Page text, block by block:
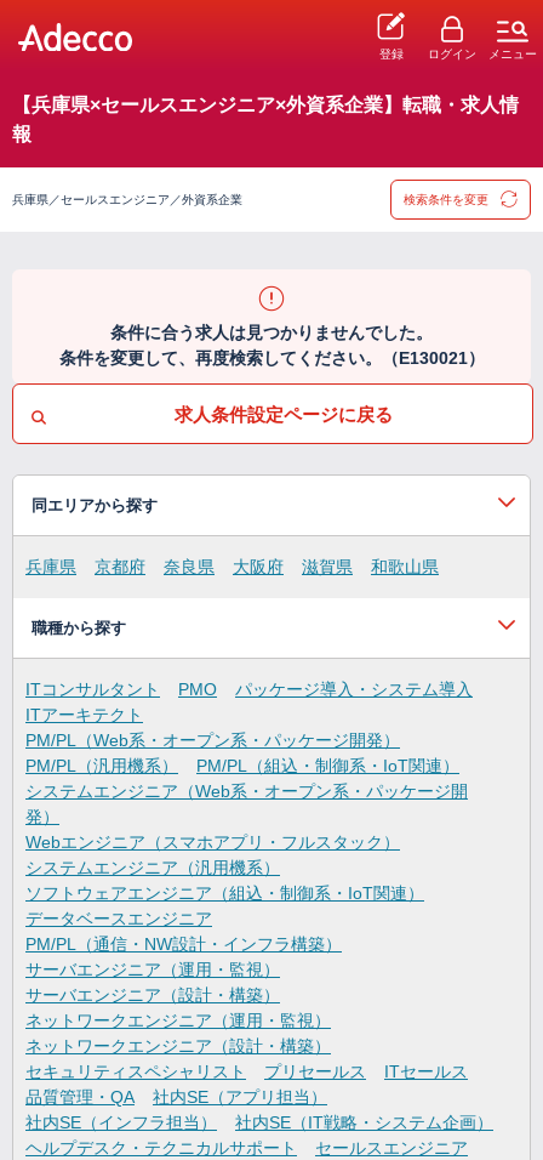
登録 ログイン メニュー
【兵庫県×セールスエンジニア×外資系企業】転職・求人情
報
兵庫県／セールスエンジニア／外資系企業 検索条件を変更
条件に合う求人は見つかりませんでした。
条件を変更して、再度検索してください。（E130021）
求人条件設定ページに戻る
同エリアから探す
兵庫県 京都府 奈良県 大阪府 滋賀県 和歌山県
職種から探す
ITコンサルタント PMO
パッケージ導入・システム導入
ITアーキテクト
PM/PL（Web系・オープン系・パッケージ開発）
PM/PL（汎用機系）
PM/PL（組込・制御系・IoT関連）
システムエンジニア（Web系・オープン系・パッケージ開
発）
Webエンジニア（スマホアプリ・フルスタック）
システムエンジニア（汎用機系）
ソフトウェアエンジニア（組込・制御系・IoT関連）
データベースエンジニア
PM/PL（通信・NW設計・インフラ構築）
サーバエンジニア（運用・監視）
サーバエンジニア（設計・構築）
ネットワークエンジニア（運用・監視）
ネットワークエンジニア（設計・構築）
セキュリティスペシャリスト
プリセールス
ITセールス
品質管理・QA
社内SE（アプリ担当）
社内SE（インフラ担当）
社内SE（IT戦略・システム企画）
ヘルプデスク・テクニカルサポート
セールスエンジニア